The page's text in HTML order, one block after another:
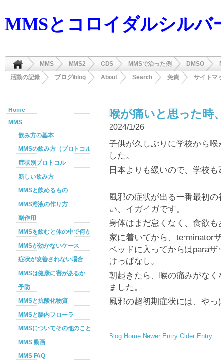
MMSとコロイダルシルバ
MMS MMS2 CDS MMSで治った例 DMSO
活動の記録
ブログ/blog About Search 免責 サイトマ
喉が痛いと思った時
2024/1/26
子供が久しぶりに学校から
した。
日本よりも緩いので、学校
風邪の症状が出る一番最初
い、イガイガです。
身体はまだ怠くなく、食欲も
家に着いてから、terminator
ベッドに入ってからはpara
けっぱなし。
朝起きたら、喉の痛みがな
ました。
風邪の超初期症状には、や
Blog Home Newer Entry Older Entry
Home
MMS
飲み方の基本
MMSの飲み方（プロトコル）
症状別プロトコル
新しい飲み方
MMSと飲めるもの
MMS溶液の作り方
副作用
MMSを飲むと体の中で何が起こるか
MMSが効かないケース
症状が改善されない場合
MMSは健康に害があるか
予防
MMSと抗酸化物質
MMSと腸内フローラ
MMSについてその他のこと
MMS 動画
MMS FAQ